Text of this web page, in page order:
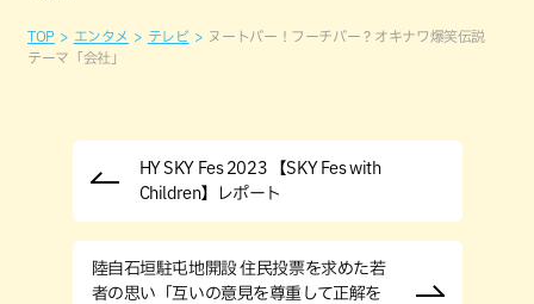
TOP エンタメ テレビ
ヌートバー！フーチバー？オキナワ爆笑伝説
テーマ「会社」
HY SKY Fes 2023 【SKY Fes with
Children】レポート
陸自石垣駐屯地開設 住民投票を求めた若
者の思い「互いの意見を尊重して正解を